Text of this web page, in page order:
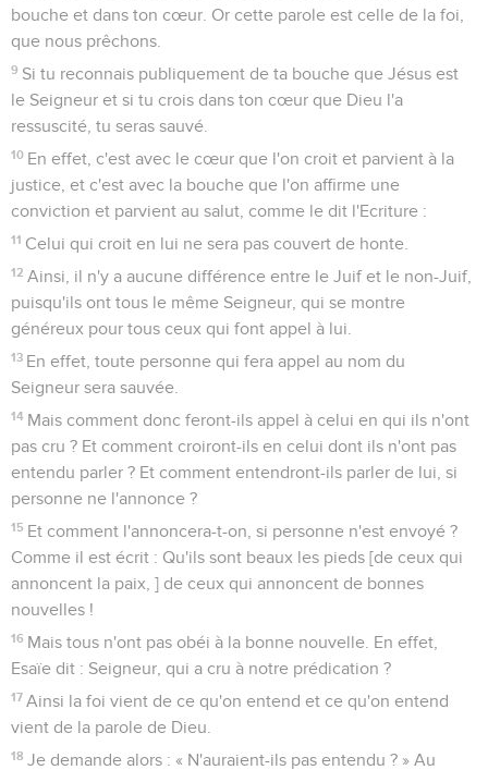
bouche et dans ton cœur. Or cette parole est celle de la foi,
que nous prêchons.
9 Si tu reconnais publiquement de ta bouche que Jésus est
le Seigneur et si tu crois dans ton cœur que Dieu l'a
ressuscité, tu seras sauvé.
10 En effet, c'est avec le cœur que l'on croit et parvient à la
justice, et c'est avec la bouche que l'on affirme une
conviction et parvient au salut, comme le dit l'Ecriture :
11 Celui qui croit en lui ne sera pas couvert de honte.
12 Ainsi, il n'y a aucune différence entre le Juif et le non-Juif,
puisqu'ils ont tous le même Seigneur, qui se montre
généreux pour tous ceux qui font appel à lui.
13 En effet, toute personne qui fera appel au nom du
Seigneur sera sauvée.
14 Mais comment donc feront-ils appel à celui en qui ils n'ont
pas cru ? Et comment croiront-ils en celui dont ils n'ont pas
entendu parler ? Et comment entendront-ils parler de lui, si
personne ne l'annonce ?
15 Et comment l'annoncera-t-on, si personne n'est envoyé ?
Comme il est écrit : Qu'ils sont beaux les pieds [de ceux qui
annoncent la paix, ] de ceux qui annoncent de bonnes
nouvelles !
16 Mais tous n'ont pas obéi à la bonne nouvelle. En effet,
Esaïe dit : Seigneur, qui a cru à notre prédication ?
17 Ainsi la foi vient de ce qu'on entend et ce qu'on entend
vient de la parole de Dieu.
18 Je demande alors : « N'auraient-ils pas entendu ? » Au